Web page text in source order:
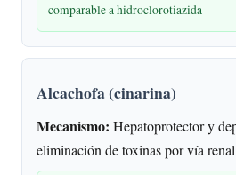
comparable a hidroclorotiazida
Alcachofa (cinarina)
Mecanismo: Hepatoprotector y
eliminación de toxinas por vía renal